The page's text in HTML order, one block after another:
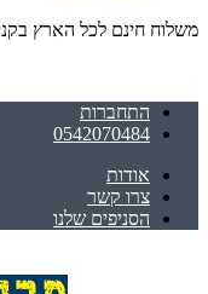
משלוח חינם לכל הארץ בקניה
התחברות
0542070484
אודות
צרו קשר
הסניפים שלנו